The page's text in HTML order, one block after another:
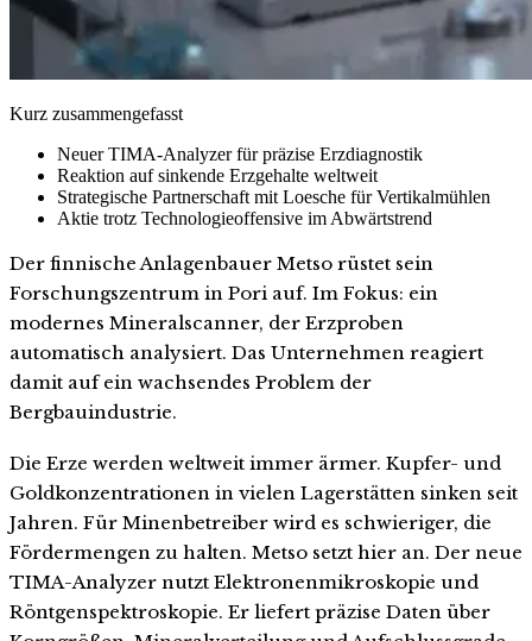
Kurz zusammengefasst
Neuer TIMA-Analyzer für präzise Erzdiagnostik
Reaktion auf sinkende Erzgehalte weltweit
Strategische Partnerschaft mit Loesche für Vertikalmühlen
Aktie trotz Technologieoffensive im Abwärtstrend
Der finnische Anlagenbauer Metso rüstet sein
Forschungszentrum in Pori auf. Im Fokus: ein
modernes Mineralscanner, der Erzproben
automatisch analysiert. Das Unternehmen reagiert
damit auf ein wachsendes Problem der
Bergbauindustrie.
Die Erze werden weltweit immer ärmer. Kupfer- und
Goldkonzentrationen in vielen Lagerstätten sinken seit
Jahren. Für Minenbetreiber wird es schwieriger, die
Fördermengen zu halten. Metso setzt hier an. Der neue
TIMA-Analyzer nutzt Elektronenmikroskopie und
Röntgenspektroskopie. Er liefert präzise Daten über